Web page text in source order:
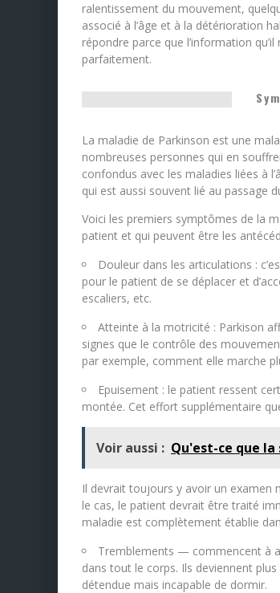
ralentissement du mouvement,
associé à l’âge et à la détérioration
répondre parce que l’information
parfaitement.
La maladie de Parkinson est une
nombreuses personnes qui en
confondus avec les maladies liées à
qui est aussi souvent lié au passage
Voici les premiers symptômes de la
patient et qui peuvent être les
Douleur dans les articulations :
pour le patient de se déplacer et
escaliers, etc.
Atteinte à la motricité : Parkison
signes que le contrôle des
par exemple, comment elle marche
Epuisement : le patient ressent
montée. Cet effort supplémentaire
Voir aussi : Qu'est-ce que
Il devrait toujours y avoir un examen
le cas, le patient devrait être traité
maladie est complètement établie
Tremblements — commencent à
dans tout le corps. Ils deviennent
détendue mais incapable de dormir.